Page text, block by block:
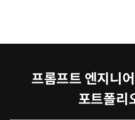
프롬프트 엔지니
포트폴리